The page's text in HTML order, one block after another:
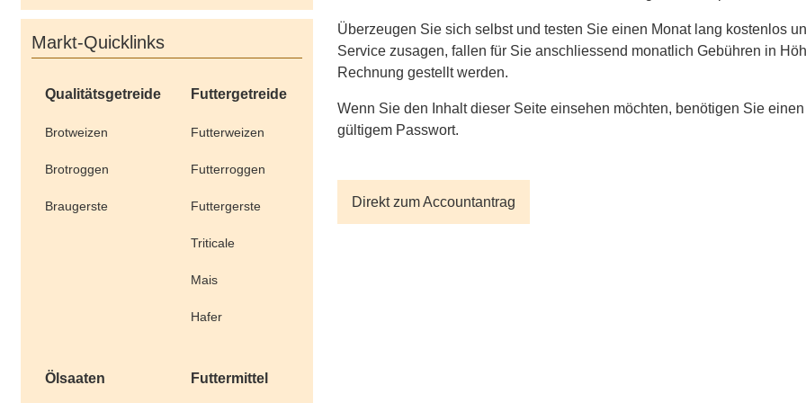
Markt-Quicklinks
Qualitätsgetreide
Brotweizen
Brotroggen
Braugerste
Futtergetreide
Futterweizen
Futterroggen
Futtergerste
Triticale
Mais
Hafer
Ölsaaten Futtermittel
Überzeugen Sie sich selbst und testen Sie einen Monat lang kostenlos
Service zusagen, fallen für Sie anschliessend monatlich Gebühren in
Rechnung gestellt werden.
Wenn Sie den Inhalt dieser Seite einsehen möchten, benötigen Sie
gültigem Passwort.
Direkt zum Accountantrag